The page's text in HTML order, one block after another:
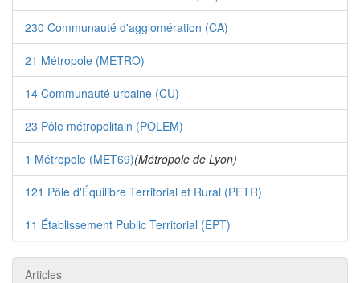
230 Communauté d'agglomération (CA)
21 Métropole (METRO)
14 Communauté urbaine (CU)
23 Pôle métropolitain (POLEM)
1 Métropole (MET69)(Métropole de Lyon)
121 Pôle d'Équilibre Territorial et Rural (PETR)
11 Établissement Public Territorial (EPT)
Articles